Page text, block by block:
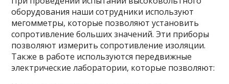
оборудования наши сотрудники используют
мегомметры, которые позволяют установить
сопротивление больших значений. Эти приборы
позволяют измерить сопротивление изоляции.
Также в работе используются передвижные
электрические лаборатории, которые позволяют: